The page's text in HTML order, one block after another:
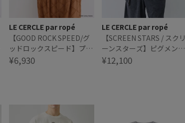
LE CERCLE par ropé
【GOOD ROCK SPEED/グ
ッドロックスピード】プラ
ダを着た悪魔 / THE DEVIL
¥6,930
LE CERCLE par ropé
【SCREEN STARS / スクリ
ーンスターズ】ピグメント
パイルジップアップ/セッ
¥12,100